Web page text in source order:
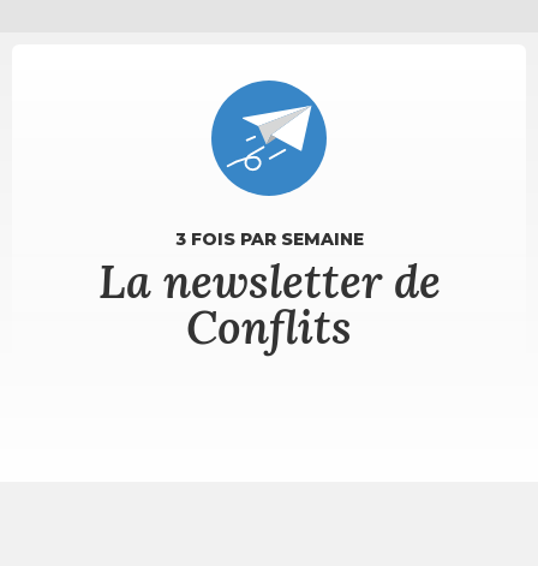
3 FOIS PAR SEMAINE
La newsletter de
Conflits